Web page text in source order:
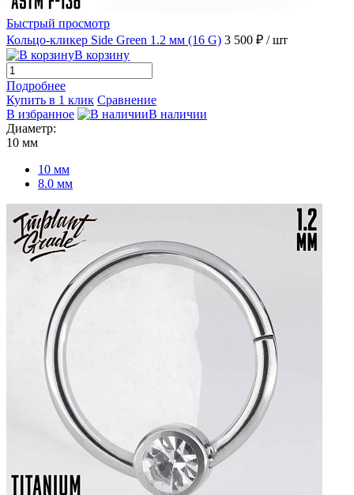
Быстрый просмотр
Кольцо-кликер Side Green 1.2 мм (16 G) 3 500 ₽ / шт
В корзину
Подробнее
Купить в 1 клик Сравнение
В избранное
В наличии
Диаметр:
10 мм
10 мм
8.0 мм